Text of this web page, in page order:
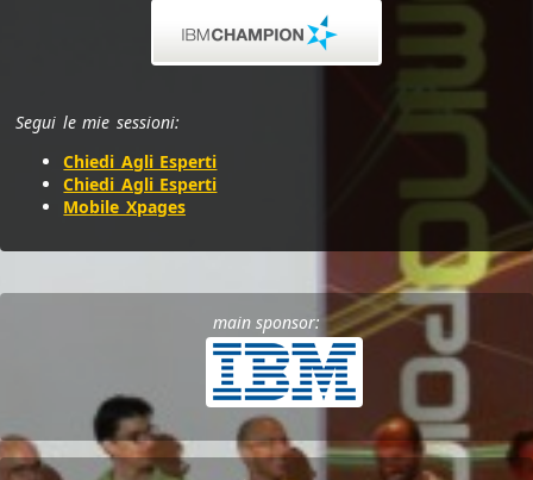
Segui le mie sessioni:
Chiedi Agli Esperti
Chiedi Agli Esperti
Mobile Xpages
main sponsor: